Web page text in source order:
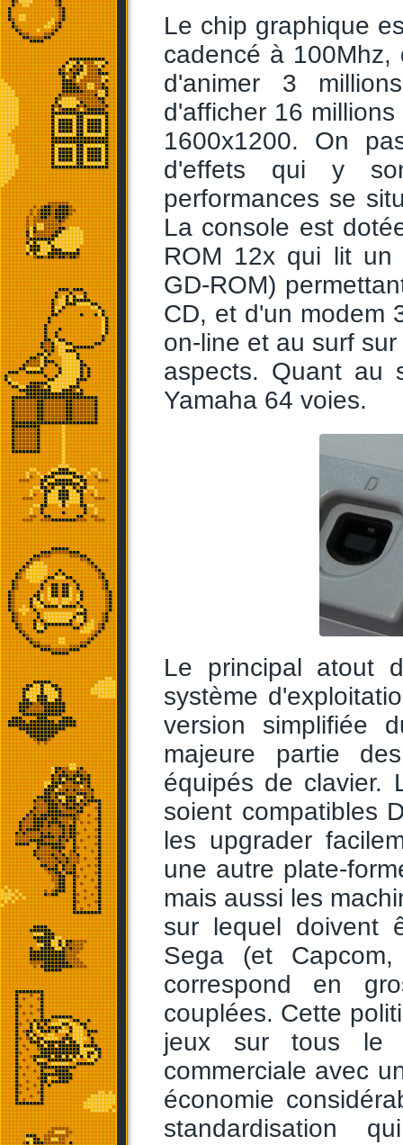
Le chip graphique
cadencé à
d'animer 3
d'afficher 16
1600x1200. On
d'effets qui y
performances se
La console est
ROM 12x qui lit un
GD-ROM)
CD, et d'un modem
on-line et au surf
aspects. Quant au
Yamaha 64 voies.
Le principal atout
système
version simplifiée
majeure partie
équipés de clavier.
soient compatibles
les upgrader
une autre plate-
mais aussi les
sur lequel doivent
Sega (et
correspond en
couplées. Cette
jeux sur tous le
commerciale avec
économie
standardisation